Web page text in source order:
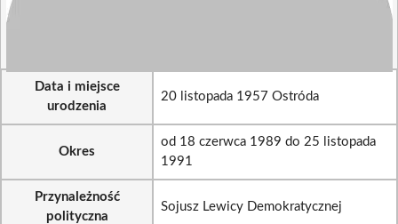
Data i miejsce
urodzenia
20 listopada 1957 Ostróda
Okres
od 18 czerwca 1989 do 25 listopada
1991
Przynależność
polityczna
Sojusz Lewicy Demokratycznej